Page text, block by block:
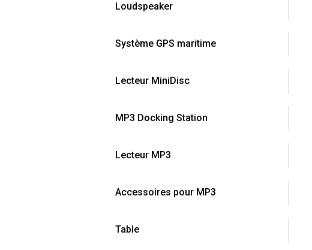
Loudspeaker
Système GPS maritime
Lecteur MiniDisc
MP3 Docking Station
Lecteur MP3
Accessoires pour MP3
Table